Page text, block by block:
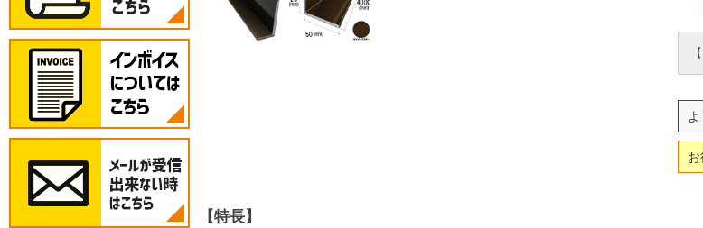
【特長】